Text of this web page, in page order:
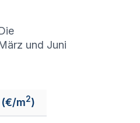
und Juni
m2)